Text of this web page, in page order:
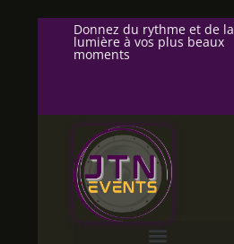
Donnez du rythme et de la
lumière à vos plus beaux
moments